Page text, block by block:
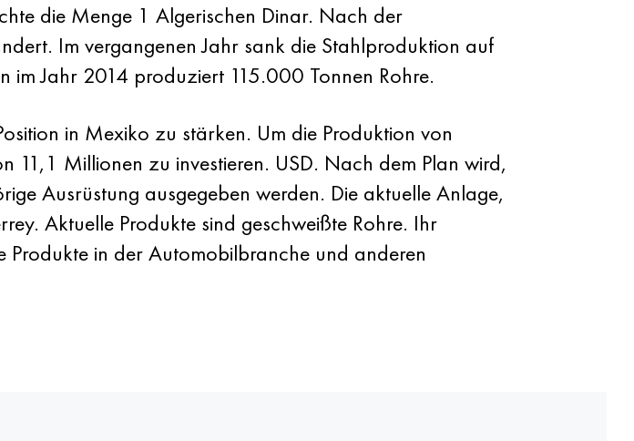
die Menge 1 Algerischen Dinar. Nach der
Im vergangenen Jahr sank die Stahlproduktion auf
Jahr 2014 produziert 115.000 Tonnen Rohre.
in Mexiko zu stärken. Um die Produktion von
11,1 Millionen zu investieren. USD. Nach dem Plan wird,
Ausrüstung ausgegeben werden. Die aktuelle Anlage,
Aktuelle Produkte sind geschweißte Rohre. Ihr
Produkte in der Automobilbranche und anderen